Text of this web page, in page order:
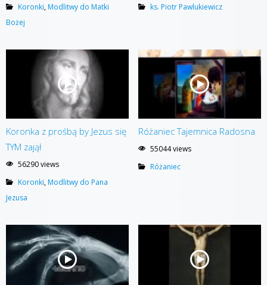
Koronki,Modlitwy do Matki
Bożej
ks. Piotr Pawlukiewicz
Koronka z prośbą by Jezus się
TYM zajął
56290 views
Koronki,Modlitwy do Pana
Jezusa
Różaniec Tajemnica Radosna
55044 views
Różaniec